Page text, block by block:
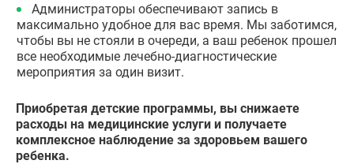
Администраторы обеспечивают запись в
максимально удобное для вас время. Мы заботимся,
чтобы вы не стояли в очереди, а ваш ребенок прошел
все необходимые лечебно-диагностические
мероприятия за один визит.
Приобретая детские программы, вы снижаете
расходы на медицинские услуги и получаете
комплексное наблюдение за здоровьем вашего
ребенка.